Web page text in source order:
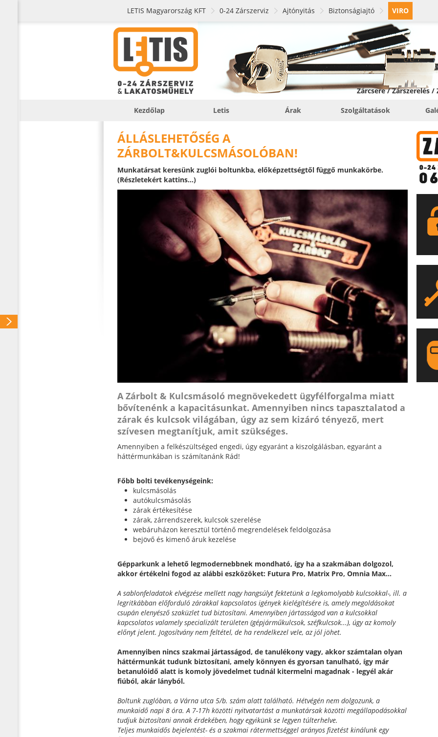
LETIS Magyarország KFT 0-24 Zárszerviz Ajtónyitás Biztonságiajtó VIRO
Zárcsere / Zárszerelés
Kezdőlap Letis Árak Szolgáltatások
ÁLLÁSLEHETŐSÉG A
ZÁRBOLT&KULCSMÁSOLÓBAN!
Munkatársat keresünk zuglói boltunkba, előképzettségtől függő munkakörbe.
(Részletekért kattins...)
A Zárbolt & Kulcsmásoló megnövekedett ügyfélforgalma miatt
bővítenénk a kapacitásunkat. Amennyiben nincs tapasztalatod a
zárak és kulcsok világában, úgy az sem kizáró tényező, mert
szívesen megtanítjuk, amit szükséges.
Amennyiben a felkészültséged engedi, úgy egyaránt a kiszolgálásban, egyaránt a
háttérmunkában is számítanánk Rád!
Főbb bolti tevékenységeink:
kulcsmásolás
autókulcsmásolás
zárak értékesítése
zárak, zárrendszerek, kulcsok szerelése
webáruházon keresztül történő megrendelések feldolgozása
bejövő és kimenő áruk kezelése
Gépparkunk a lehető legmodernebbnek mondható, így ha a szakmában dolgozol,
akkor értékelni fogod az alábbi eszközöket: Futura Pro, Matrix Pro, Omnia Max...
A sablonfeladatok elvégzése mellett nagy hangsúlyt fektetünk a legkomolyabb kulcsokkal-, ill. a
legritkábban előforduló zárakkal kapcsolatos igények kielégítésére is, amely megoldásokat
csupán elenyésző szaküzlet tud biztosítani. Amennyiben jártasságod van a kulcsokkal
kapcsolatos valamely specializált területen (gépjárműkulcsok, széfkulcsok...), úgy az komoly
előnyt jelent. Jogosítvány nem feltétel, de ha rendelkezel vele, az jól jöhet.
Amennyiben nincs szakmai jártasságod, de tanulékony vagy, akkor számtalan olyan
háttérmunkát tudunk biztosítani, amely könnyen és gyorsan tanulható, így már
betanulóidő alatt is komoly jövedelmet tudnál kitermelni magadnak - legyél akár
fiúból, akár lányból.
Boltunk zuglóban, a Várna utca 5/b. szám alatt található. Hétvégén nem dolgozunk, a
munkaidő napi 8 óra. A 7-17h közötti nyitvatartást a munkatársak közötti megállapodásokkal
tudjuk biztosítani annak érdekében, hogy egyikünk se legyen túlterhelve.
Teljes munkaidős bejelentést- és a szakmai rátermettséggel arányos fizetést kinálunk egy